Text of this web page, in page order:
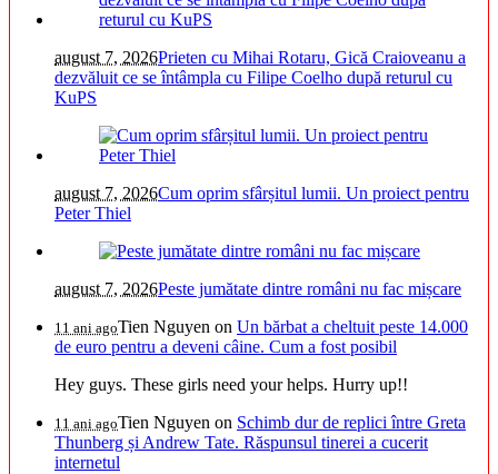
august 7, 2026Prieten cu Mihai Rotaru, Gică Craioveanu a
dezvăluit ce se întâmpla cu Filipe Coelho după returul cu
KuPS
august 7, 2026Cum oprim sfârșitul lumii. Un proiect pentru
Peter Thiel
august 7, 2026Peste jumătate dintre români nu fac mișcare
11 ani agoTien Nguyen on Un bărbat a cheltuit peste 14.000
de euro pentru a deveni câine. Cum a fost posibil
Hey guys. These girls need your helps. Hurry up!!
11 ani agoTien Nguyen on Schimb dur de replici între Greta
Thunberg și Andrew Tate. Răspunsul tinerei a cucerit
internetul